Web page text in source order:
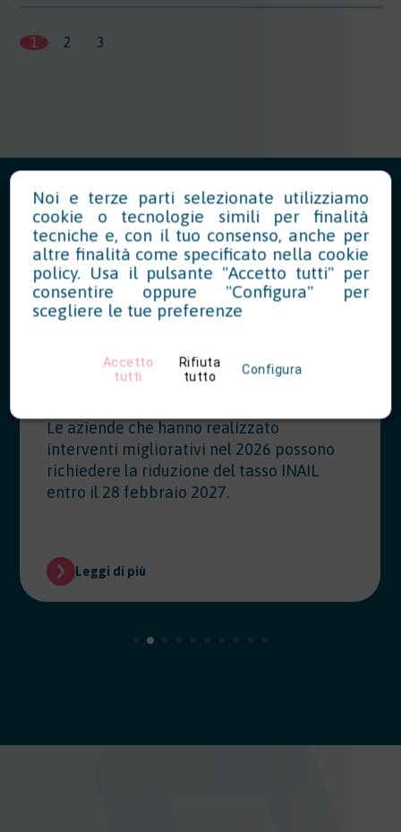
1 2 3
News in Evidenza
tasso INAIL per prevenzione
Le aziende che hanno realizzato
interventi migliorativi nel 2026 possono
richiedere la riduzione del tasso INAIL
entro il 28 febbraio 2027.
Leggi di più
Noi e terze parti selezionate utilizziamo
cookie o tecnologie simili per finalità
tecniche e, con il tuo consenso, anche per
altre finalità come specificato nella cookie
policy. Usa il pulsante "Accetto tutti" per
consentire oppure "Configura" per
scegliere le tue preferenze
Accetto
tutti
Rifiuta
tutto
Configura